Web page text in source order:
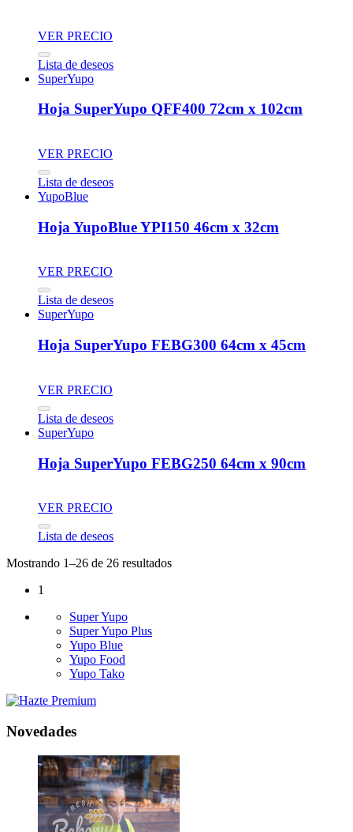
VER PRECIO
Lista de deseos
SuperYupo
Hoja SuperYupo QFF400 72cm x 102cm
VER PRECIO
Lista de deseos
YupoBlue
Hoja YupoBlue YPI150 46cm x 32cm
VER PRECIO
Lista de deseos
SuperYupo
Hoja SuperYupo FEBG300 64cm x 45cm
VER PRECIO
Lista de deseos
SuperYupo
Hoja SuperYupo FEBG250 64cm x 90cm
VER PRECIO
Lista de deseos
Mostrando 1–26 de 26 resultados
1
Super Yupo
Super Yupo Plus
Yupo Blue
Yupo Food
Yupo Tako
Novedades